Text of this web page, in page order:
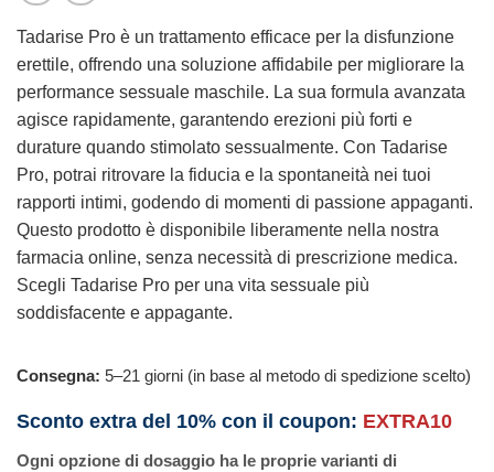
Tadarise Pro è un trattamento efficace per la disfunzione
erettile, offrendo una soluzione affidabile per migliorare la
performance sessuale maschile. La sua formula avanzata
agisce rapidamente, garantendo erezioni più forti e
durature quando stimolato sessualmente. Con Tadarise
Pro, potrai ritrovare la fiducia e la spontaneità nei tuoi
rapporti intimi, godendo di momenti di passione appaganti.
Questo prodotto è disponibile liberamente nella nostra
farmacia online, senza necessità di prescrizione medica.
Scegli Tadarise Pro per una vita sessuale più
soddisfacente e appagante.
Consegna: 5–21 giorni (in base al metodo di spedizione scelto)
Sconto extra del 10% con il coupon: EXTRA10
Ogni opzione di dosaggio ha le proprie varianti di